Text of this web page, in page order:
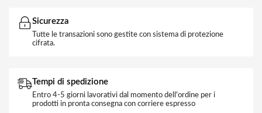
Sicurezza
Tutte le transazioni sono gestite con sistema di protezione
cifrata.
Tempi di spedizione
Entro 4-5 giorni lavorativi dal momento dell'ordine per i
prodotti in pronta consegna con corriere espresso